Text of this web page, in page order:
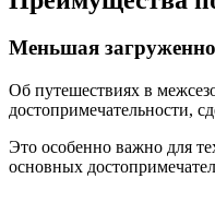
Меньшая
Об путешествиях в
достопримечательности,
Это особенно важно для
основных